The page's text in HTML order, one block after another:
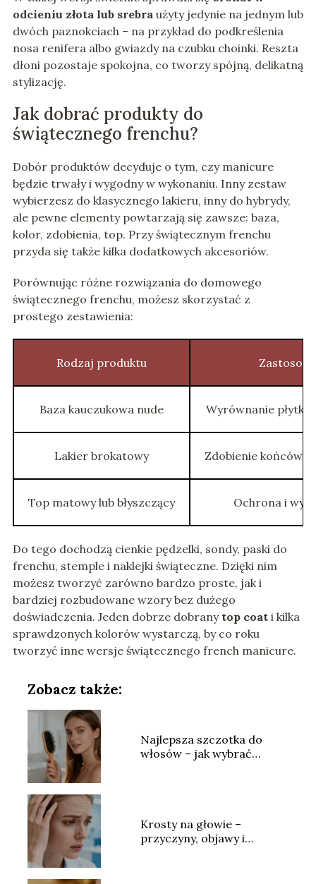
odcieniu złota lub srebraużyty jedynie na jednym lub
dwóch paznokciach – na przykład do podkreślenia
nosa renifera albo gwiazdy na czubku choinki. Reszta
dłoni pozostaje spokojna, co tworzy spójną, delikatną
stylizację.
Jak dobrać produkty do
świątecznego frenchu?
Dobór produktów decyduje o tym, czy manicure
będzie trwały i wygodny w wykonaniu. Inny zestaw
wybierzesz do klasycznego lakieru, inny do hybrydy,
ale pewne elementy powtarzają się zawsze: baza,
kolor, zdobienia, top. Przy świątecznym frenchu
przyda się także kilka dodatkowych akcesoriów.
Porównując różne rozwiązania do domowego
świątecznego frenchu, możesz skorzystać z
prostego zestawienia:
Rodzaj produktu
Baza kauczukowa nude Wyrównanie płytki
Lakier brokatowy Zdobienie
Top matowy lub błyszczący Ochrona i
Do tego dochodzą cienkie pędzelki, sondy, paski do
frenchu, stemple i naklejki świąteczne. Dzięki nim
możesz tworzyć zarówno bardzo proste, jak i
bardziej rozbudowane wzory bez dużego
doświadczenia. Jeden dobrze dobrany top coati kilka
sprawdzonych kolorów wystarczą, by co roku
tworzyć inne wersje świątecznego french manicure.
Zobacz także:
Najlepsza szczotka do
włosów – jak wybrać
Krosty na głowie –
przyczyny, objawy i